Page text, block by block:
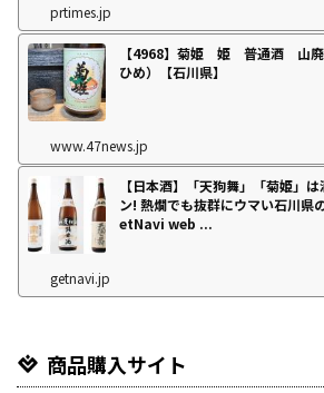
prtimes.jp
【4968】菊姫 姫 普通酒 山廃
ひめ）【石川県】
www.47news.jp
【日本酒】「天狗舞」「菊姫」
ン! 熱燗でも抜群にウマい石川県
etNavi web ...
getnavi.jp
商品購入サイト